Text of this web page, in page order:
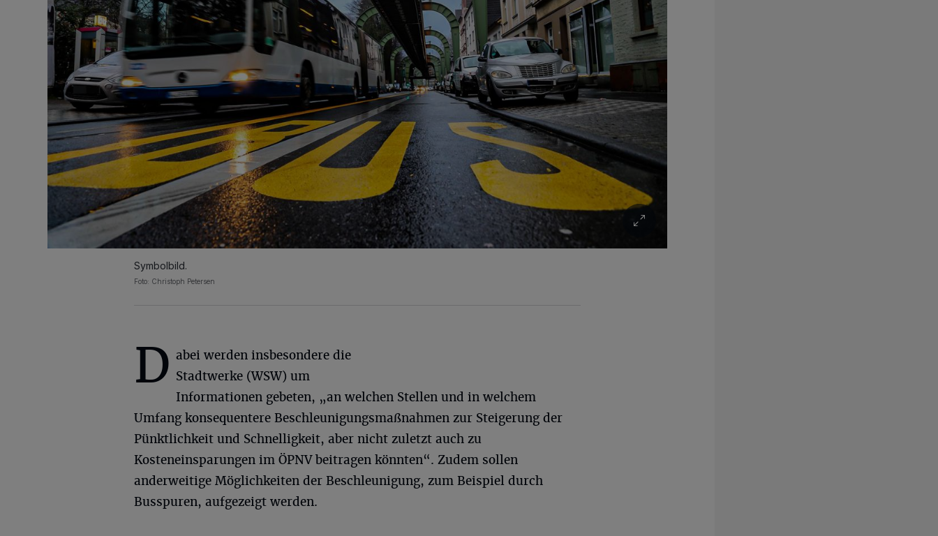
Symbolbild.
Foto: Christoph Petersen
D abei werden insbesondere die
Stadtwerke (WSW) um
Informationen gebeten, „an welchen Stellen und in welchem
Umfang konsequentere Beschleunigungsmaßnahmen zur Steigerung der
Pünktlichkeit und Schnelligkeit, aber nicht zuletzt auch zu
Kosteneinsparungen im ÖPNV beitragen könnten“. Zudem sollen
anderweitige Möglichkeiten der Beschleunigung, zum Beispiel durch
Busspuren, aufgezeigt werden.